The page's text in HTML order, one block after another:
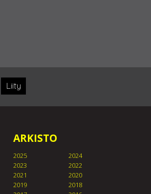
Liity
ARKISTO
2025
2024
2023
2022
2021
2020
2019
2018